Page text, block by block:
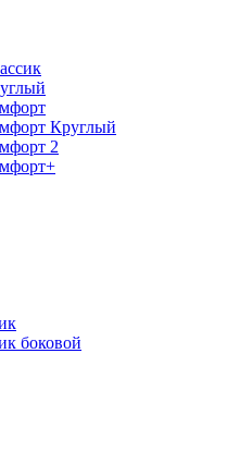
Круглый
2
боковой